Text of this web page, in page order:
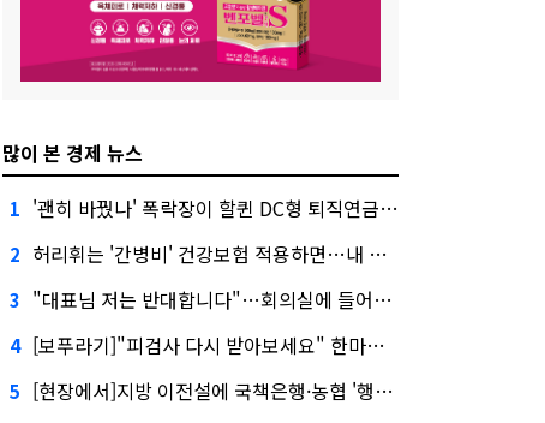
많이 본 경제 뉴스
1 '괜히 바꿨나' 폭락장이 할퀸 DC형 퇴직연금…전문가 조언은
2 허리휘는 '간병비' 건강보험 적용하면…내 간병보험은?
3 "대표님 저는 반대합니다"…회의실에 들어온 신한금융 AI
4 [보푸라기]"피검사 다시 받아보세요" 한마디에 보험금 못 받을 뻔?
5 [현장에서]지방 이전설에 국책은행·농협 '행동파'…금감원 '신중모드'